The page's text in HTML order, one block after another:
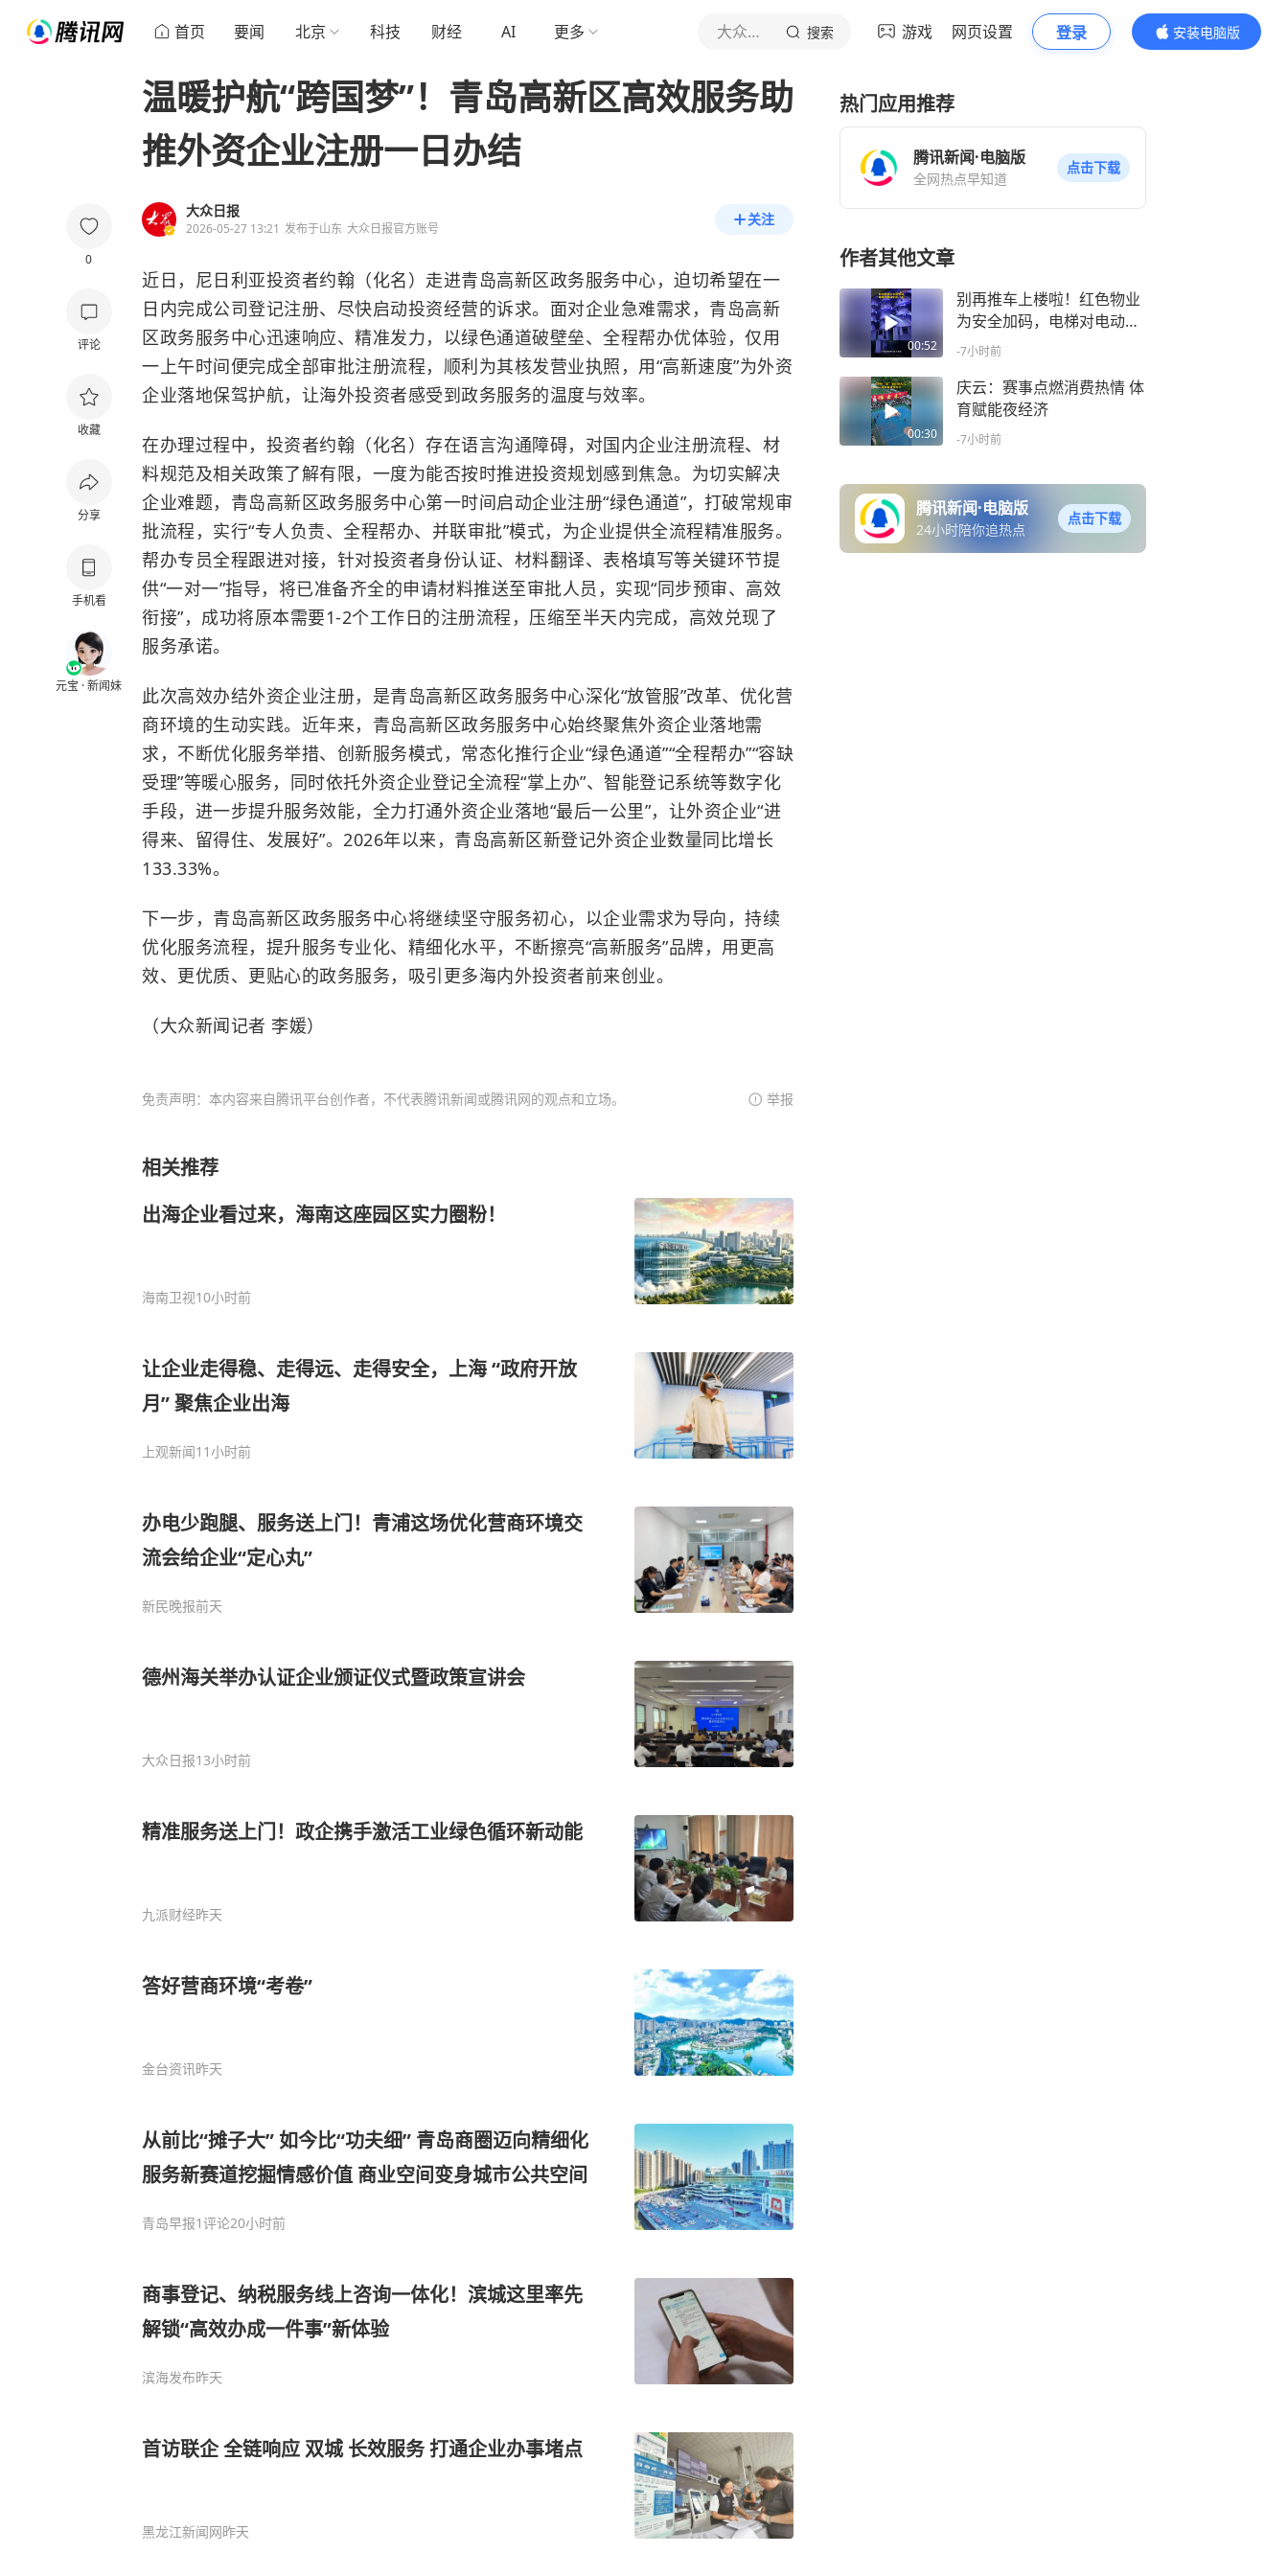
首页 要闻 北京 科技 财经 AI 更多 大众日报 搜索 游戏 网页设置 登录
安装电脑版
内容更精彩
0
评论
收藏
分享
手机看
元宝 · 新闻妹
温暖护航“跨国梦”！青岛高新区高效服务助
推外资企业注册一日办结
大众日报
2026-05-27 13:21 发布于山东 大众日报官方账号
关注
近日，尼日利亚投资者约翰（化名）走进青岛高新区政务服务中心，迫切希望在一
日内完成公司登记注册、尽快启动投资经营的诉求。面对企业急难需求，青岛高新
区政务服务中心迅速响应、精准发力，以绿色通道破壁垒、全程帮办优体验，仅用
一上午时间便完成全部审批注册流程，顺利为其核发营业执照，用“高新速度”为外资
企业落地保驾护航，让海外投资者感受到政务服务的温度与效率。
在办理过程中，投资者约翰（化名）存在语言沟通障碍，对国内企业注册流程、材
料规范及相关政策了解有限，一度为能否按时推进投资规划感到焦急。为切实解决
企业难题，青岛高新区政务服务中心第一时间启动企业注册“绿色通道”，打破常规审
批流程，实行“专人负责、全程帮办、并联审批”模式，为企业提供全流程精准服务。
帮办专员全程跟进对接，针对投资者身份认证、材料翻译、表格填写等关键环节提
供“一对一”指导，将已准备齐全的申请材料推送至审批人员，实现“同步预审、高效
衔接”，成功将原本需要1-2个工作日的注册流程，压缩至半天内完成，高效兑现了
服务承诺。
此次高效办结外资企业注册，是青岛高新区政务服务中心深化“放管服”改革、优化营
商环境的生动实践。近年来，青岛高新区政务服务中心始终聚焦外资企业落地需
求，不断优化服务举措、创新服务模式，常态化推行企业“绿色通道”“全程帮办”“容缺
受理”等暖心服务，同时依托外资企业登记全流程“掌上办”、智能登记系统等数字化
手段，进一步提升服务效能，全力打通外资企业落地“最后一公里”，让外资企业“进
得来、留得住、发展好”。2026年以来，青岛高新区新登记外资企业数量同比增长
133.33%。
下一步，青岛高新区政务服务中心将继续坚守服务初心，以企业需求为导向，持续
优化服务流程，提升服务专业化、精细化水平，不断擦亮“高新服务”品牌，用更高
效、更优质、更贴心的政务服务，吸引更多海内外投资者前来创业。
（大众新闻记者 李媛）
免责声明：本内容来自腾讯平台创作者，不代表腾讯新闻或腾讯网的观点和立场。 举报
相关推荐
出海企业看过来，海南这座园区实力圈粉！
海南卫视10小时前
让企业走得稳、走得远、走得安全，上海 “政府开放
月” 聚焦企业出海
上观新闻11小时前
办电少跑腿、服务送上门！青浦这场优化营商环境交
流会给企业“定心丸”
新民晚报前天
德州海关举办认证企业颁证仪式暨政策宣讲会
大众日报13小时前
精准服务送上门！政企携手激活工业绿色循环新动能
九派财经昨天
答好营商环境“考卷”
金台资讯昨天
从前比“摊子大” 如今比“功夫细” 青岛商圈迈向精细化
服务新赛道挖掘情感价值 商业空间变身城市公共空间
青岛早报1评论20小时前
商事登记、纳税服务线上咨询一体化！滨城这里率先
解锁“高效办成一件事”新体验
滨海发布昨天
首访联企 全链响应 双城 长效服务 打通企业办事堵点
黑龙江新闻网昨天
热门应用推荐
腾讯新闻·电脑版
全网热点早知道
点击下载
作者其他文章
00:52
别再推车上楼啦！红色物业
为安全加码，电梯对电动车
说“不”
-7小时前
00:30
庆云：赛事点燃消费热情 体
育赋能夜经济
-7小时前
腾讯新闻·电脑版
24小时陪你追热点
点击下载